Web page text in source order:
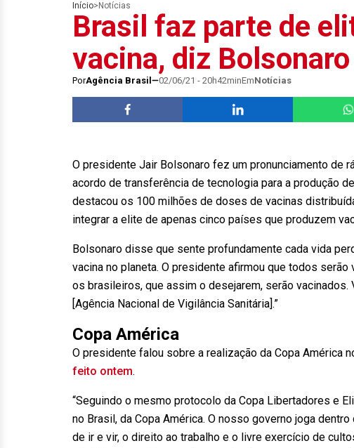
Início> Notícias
Brasil faz parte de
vacina, diz Bolsonaro
PorAgência Brasil 02/06/21 - 20h42minEmNotícias
O presidente Jair Bolsonaro fez um pronunciamento de
acordo de transferência de tecnologia para a produção
destacou os 100 milhões de doses de vacinas
integrar a elite de apenas cinco países que produzem
Bolsonaro disse que sente profundamente cada vida
vacina no planeta. O presidente afirmou que todos
os brasileiros, que assim o desejarem, serão
[Agência Nacional de Vigilância Sanitária].”
Copa América
O presidente falou sobre a realização da Copa América
feito ontem.
“Seguindo o mesmo protocolo da Copa Libertadores e
no Brasil, da Copa América. O nosso governo joga
de ir e vir, o direito ao trabalho e o livre exercício de